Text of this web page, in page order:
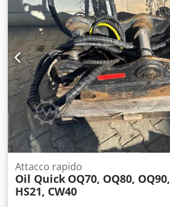
Attacco rapido
Oil Quick OQ70, OQ80, OQ90,
HS21, CW40